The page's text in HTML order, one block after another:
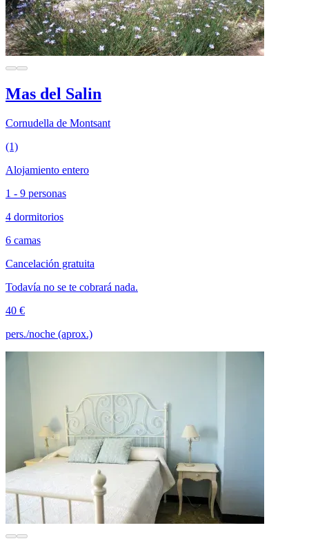
Mas del Salin
Cornudella de Montsant
(1)
Alojamiento entero
1 - 9 personas
4 dormitorios
6 camas
Cancelación gratuita
Todavía no se te cobrará nada.
40 €
pers./noche (aprox.)